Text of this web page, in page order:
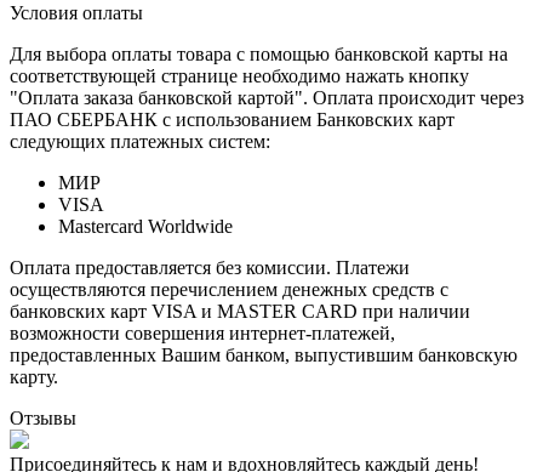
Условия оплаты
Для выбора оплаты товара с помощью банковской карты на
соответствующей странице необходимо нажать кнопку
"Оплата заказа банковской картой". Оплата происходит через
ПАО СБЕРБАНК с использованием Банковских карт
следующих платежных систем:
МИР
VISA
Mastercard Worldwide
Оплата предоставляется без комиссии. Платежи
осуществляются перечислением денежных средств с
банковских карт VISA и MASTER CARD при наличии
возможности совершения интернет-платежей,
предоставленных Вашим банком, выпустившим банковскую
карту.
Отзывы
Присоединяйтесь к нам и вдохновляйтесь каждый день!